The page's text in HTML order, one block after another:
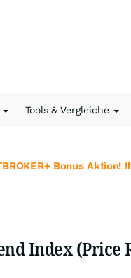
Tools & Vergleiche
Bonus
Index